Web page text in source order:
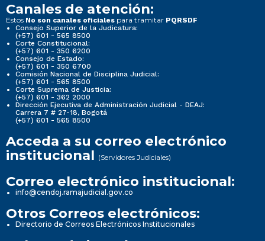
Canales de atención:
Estos No son canales oficiales para tramitar PQRSDF
Consejo Superior de la Judicatura:
(+57) 601 - 565 8500
Corte Constitucional:
(+57) 601 - 350 6200
Consejo de Estado:
(+57) 601 - 350 6700
Comisión Nacional de Disciplina Judicial:
(+57) 601 - 565 8500
Corte Suprema de Justicia:
(+57) 601 - 362 2000
Dirección Ejecutiva de Administración Judicial - DEAJ:
Carrera 7 # 27-18, Bogotá
(+57) 601 - 565 8500
Acceda a su correo electrónico
institucional (Servidores Judiciales)
Correo electrónico institucional:
info@cendoj.ramajudicial.gov.co
Otros Correos electrónicos:
Directorio de Correos Electrónicos Institucionales